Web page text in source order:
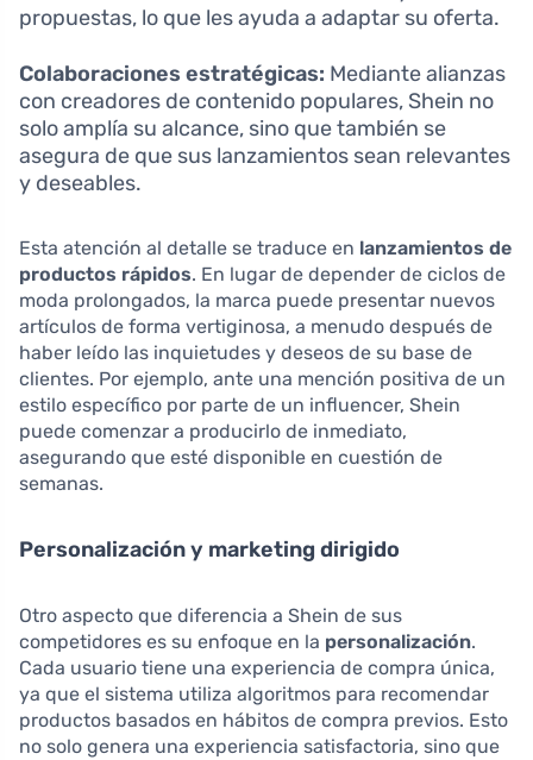
propuestas, lo que les ayuda a adaptar su oferta.
Colaboraciones estratégicas: Mediante alianzas
con creadores de contenido populares, Shein no
solo amplía su alcance, sino que también se
asegura de que sus lanzamientos sean relevantes
y deseables.
Esta atención al detalle se traduce en lanzamientos de
productos rápidos. En lugar de depender de ciclos de
moda prolongados, la marca puede presentar nuevos
artículos de forma vertiginosa, a menudo después de
haber leído las inquietudes y deseos de su base de
clientes. Por ejemplo, ante una mención positiva de un
estilo específico por parte de un influencer, Shein
puede comenzar a producirlo de inmediato,
asegurando que esté disponible en cuestión de
semanas.
Personalización y marketing dirigido
Otro aspecto que diferencia a Shein de sus
competidores es su enfoque en la personalización.
Cada usuario tiene una experiencia de compra única,
ya que el sistema utiliza algoritmos para recomendar
productos basados en hábitos de compra previos. Esto
no solo genera una experiencia satisfactoria, sino que